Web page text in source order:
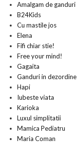
Amalgam de ganduri
B24Kids
Cu mastile jos
Elena
Fifi chiar stie!
Free your mind!
Gagaita
Ganduri in dezordine
Hapi
Iubeste viata
Karioka
Luxul simplitatii
Mamica Pediatru
Maria Coman